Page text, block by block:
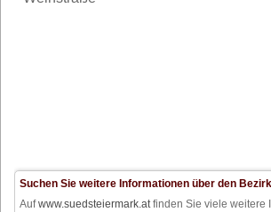
Suchen Sie weitere Informationen über den
Aufwww.suedsteiermark.atfinden Sie viele weitere